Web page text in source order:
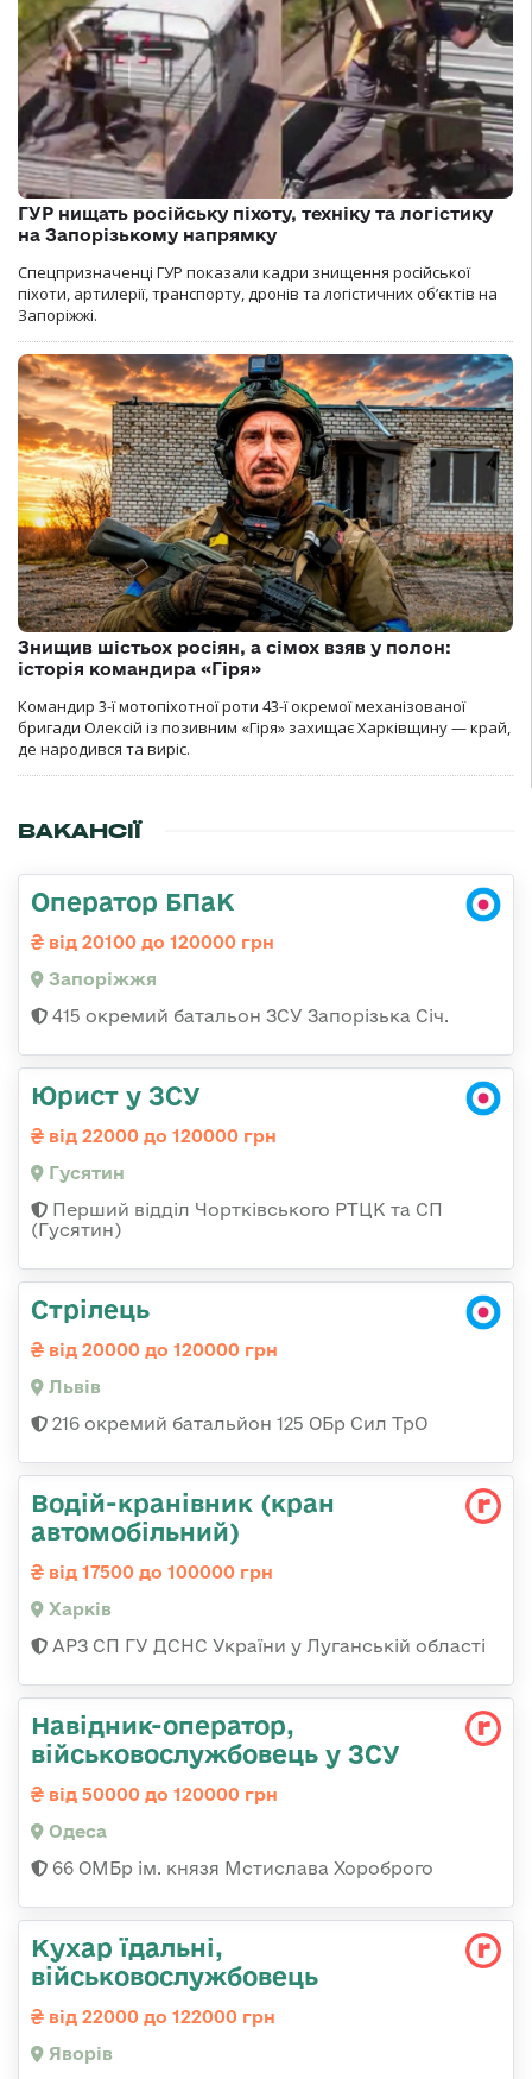
ГУР нищать російську піхоту, техніку та логістику
на Запорізькому напрямку
Спецпризначенці ГУР показали кадри знищення російської
піхоти, артилерії, транспорту, дронів та логістичних об’єктів на
Запоріжжі.
Знищив шістьох росіян, а сімох взяв у полон:
історія командира «Гіря»
Командир 3-ї мотопіхотної роти 43-ї окремої механізованої
бригади Олексій із позивним «Гіря» захищає Харківщину — край,
де народився та виріс.
ВАКАНСІЇ
Оператор БПаК
від 20100 до 120000 грн
Запоріжжя
415 окремий батальон ЗСУ Запорізька Січ.
Юрист у ЗСУ
від 22000 до 120000 грн
Гусятин
Перший відділ Чортківського РТЦК та СП
(Гусятин)
Стрілець
від 20000 до 120000 грн
Львів
216 окремий батальйон 125 ОБр Сил ТрО
Водій-кранівник (кран
автомобільний)
від 17500 до 100000 грн
Харків
АРЗ СП ГУ ДСНС України у Луганській області
Навідник-оператор,
військовослужбовець у ЗСУ
від 50000 до 120000 грн
Одеса
66 ОМБр ім. князя Мстислава Хороброго
Кухар їдальні,
військовослужбовець
від 22000 до 122000 грн
Яворів